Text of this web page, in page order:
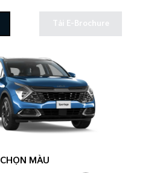
Tải E-Brochure
CHỌN MÀU